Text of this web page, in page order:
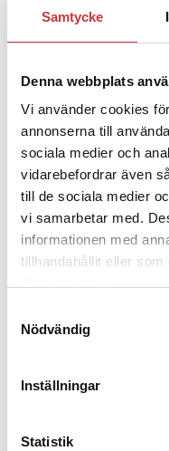
Samtycke
Denna webbplats
Vi använder cookies
annonserna till
sociala medier och
vidarebefordrar även
till de sociala medier
vi samarbetar med.
informationen med
tillhandahållit eller
Nödvändig
Inställningar
Statistik
1 juni 2026
Jens
– nu
4 juni 2026